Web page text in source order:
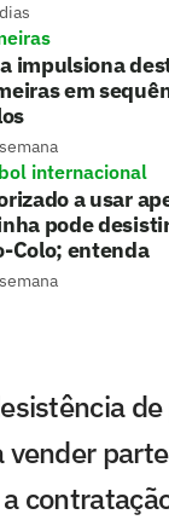
impulsiona
em
internacional
a usar
pode
Colo; entenda